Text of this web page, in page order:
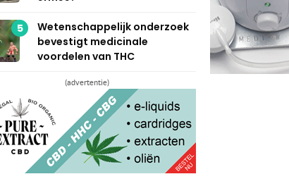
5
Wetenschappelijk onderzoek
bevestigt medicinale
voordelen van THC
(advertentie)